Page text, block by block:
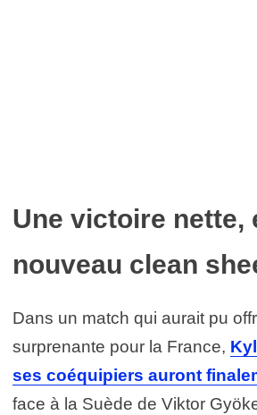
Une victoire nette,
nouveau clean
Dans un match qui aurait pu
surprenante pour la France,
ses coéquipiers auront
face à la Suède de Viktor